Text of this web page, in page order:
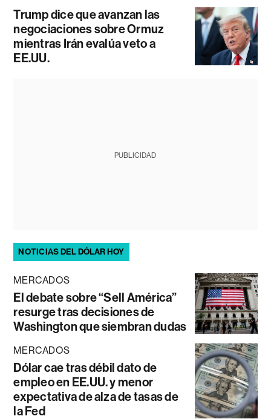
Trump dice que avanzan las
negociaciones sobre Ormuz
mientras Irán evalúa veto a
EE.UU.
PUBLICIDAD
NOTICIAS DEL DÓLAR HOY
MERCADOS
El debate sobre “Sell América”
resurge tras decisiones de
Washington que siembran dudas
MERCADOS
Dólar cae tras débil dato de
empleo en EE.UU. y menor
expectativa de alza de tasas de
la Fed